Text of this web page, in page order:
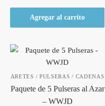
Agregar al carrito
ARETES / PULSERAS / CADENAS
Paquete de 5 Pulseras al Azar
– WWJD